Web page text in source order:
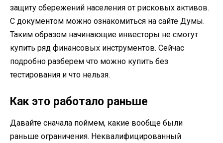
защиту сбережений населения от рисковых активов.
С документом можно ознакомиться на сайте Думы.
Таким образом начинающие инвесторы не смогут
купить ряд финансовых инструментов. Сейчас
подробно разберем что можно купить без
тестирования и что нельзя.
Как это работало раньше
Давайте сначала поймем, какие вообще были
раньше ограничения. Неквалифицированный